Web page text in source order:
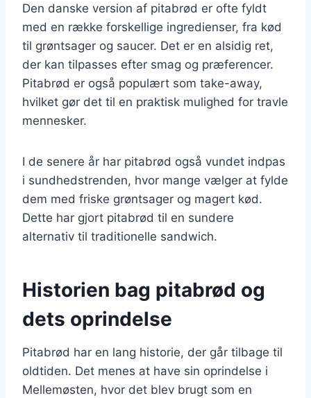
Den danske version af pitabrød er ofte fyldt
med en række forskellige ingredienser, fra kød
til grøntsager og saucer. Det er en alsidig ret,
der kan tilpasses efter smag og præferencer.
Pitabrød er også populært som take-away,
hvilket gør det til en praktisk mulighed for travle
mennesker.
I de senere år har pitabrød også vundet indpas
i sundhedstrenden, hvor mange vælger at fylde
dem med friske grøntsager og magert kød.
Dette har gjort pitabrød til en sundere
alternativ til traditionelle sandwich.
Historien bag pitabrød og
dets oprindelse
Pitabrød har en lang historie, der går tilbage til
oldtiden. Det menes at have sin oprindelse i
Mellemøsten, hvor det blev brugt som en